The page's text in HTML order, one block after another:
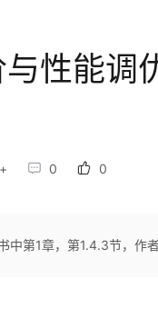
性能调
0 0
中第1章，第1.4.3节，